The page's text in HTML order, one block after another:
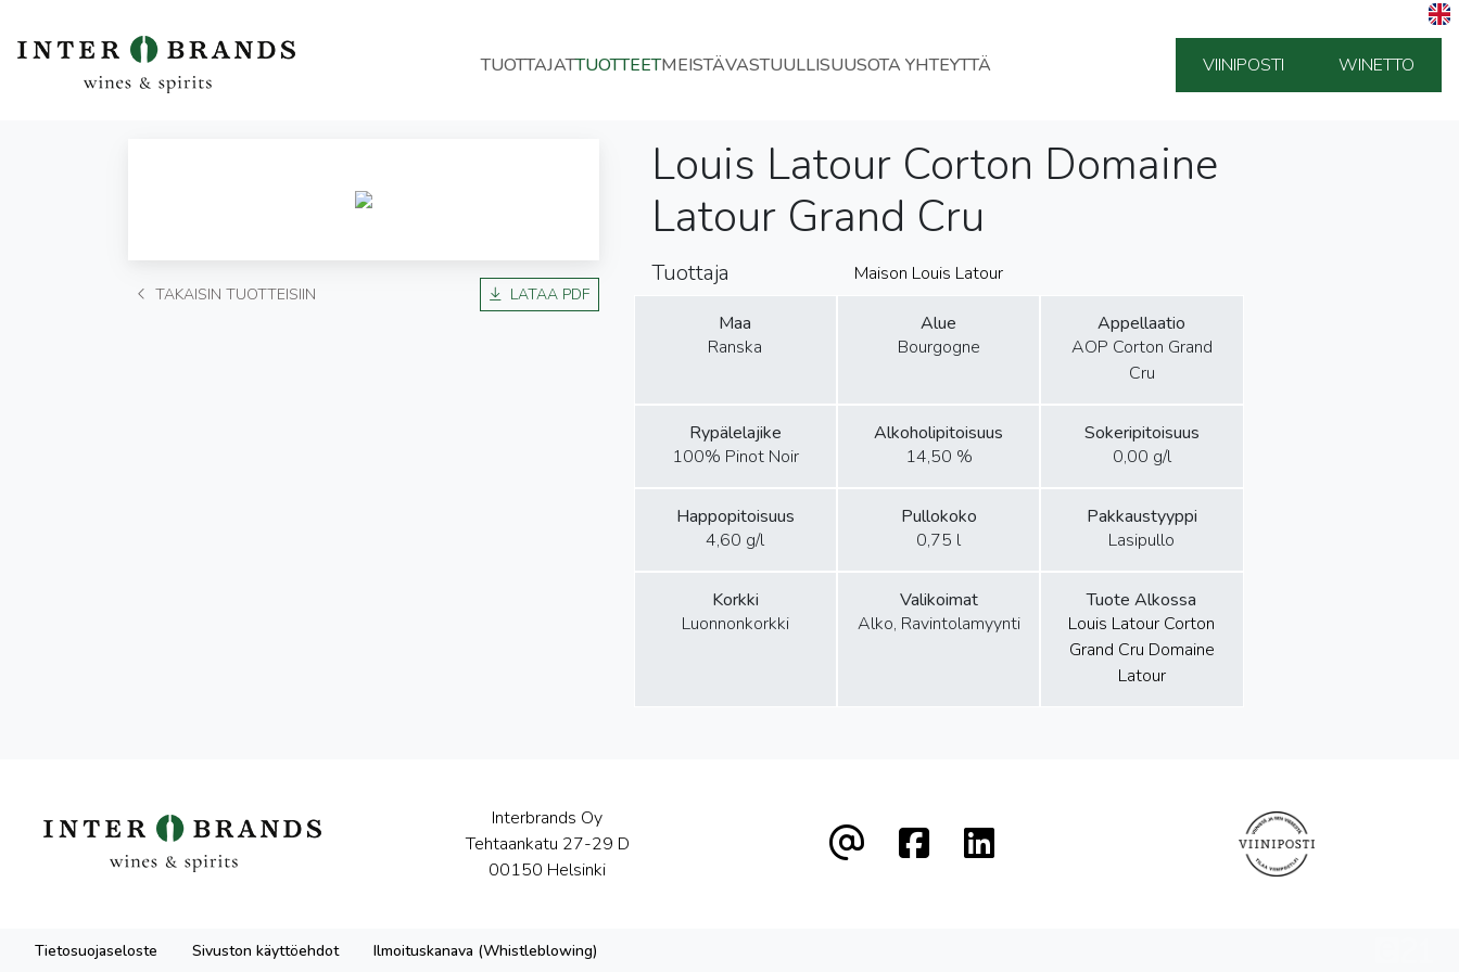
TUOTTAJATTUOTTEETMEISTÄVASTUULLISUUSOTA YHTEYTTÄ VIINIPOSTI WINETTO
TAKAISIN TUOTTEISIIN LATAA PDF
Louis Latour Corton Domaine
Latour Grand Cru
Tuottaja Maison Louis Latour
Maa
Ranska
Alue
Bourgogne
Appellaatio
AOP Corton Grand
Cru
Rypälelajike
100% Pinot Noir
Alkoholipitoisuus
14,50 %
Sokeripitoisuus
0,00 g/l
Happopitoisuus
4,60 g/l
Pullokoko
0,75 l
Pakkaustyyppi
Lasipullo
Korkki
Luonnonkorkki
Valikoimat
Alko, Ravintolamyynti
Tuote Alkossa
Louis Latour Corton
Grand Cru Domaine
Latour
Interbrands Oy
Tehtaankatu 27-29 D
00150 Helsinki
Tietosuojaseloste Sivuston käyttöehdot Ilmoituskanava (Whistleblowing)